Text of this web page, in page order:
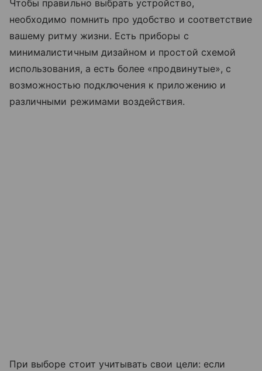
Чтобы правильно выбрать устройство,
необходимо помнить про удобство и соответствие
вашему ритму жизни. Есть приборы с
минималистичным дизайном и простой схемой
использования, а есть более «продвинутые», с
возможностью подключения к приложению и
различными режимами воздействия.
При выборе стоит учитывать свои цели: если